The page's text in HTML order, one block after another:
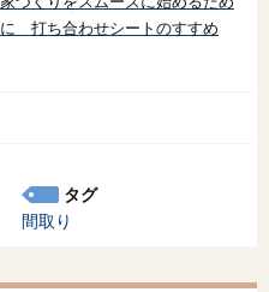
に 打ち合わせシートのすすめ
タグ
間取り